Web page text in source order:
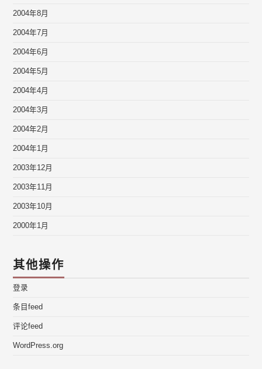
2004年8月
2004年7月
2004年6月
2004年5月
2004年4月
2004年3月
2004年2月
2004年1月
2003年12月
2003年11月
2003年10月
2000年1月
其他操作
登录
条目feed
评论feed
WordPress.org